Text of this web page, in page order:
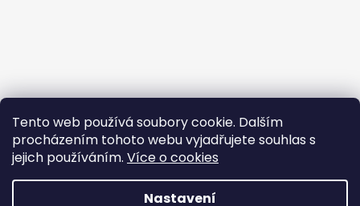
Tento web používá soubory cookie. Dalším
procházením tohoto webu vyjadřujete souhlas s
jejich používáním. Více o cookies
Nastavení
Vytvořil Shoptet